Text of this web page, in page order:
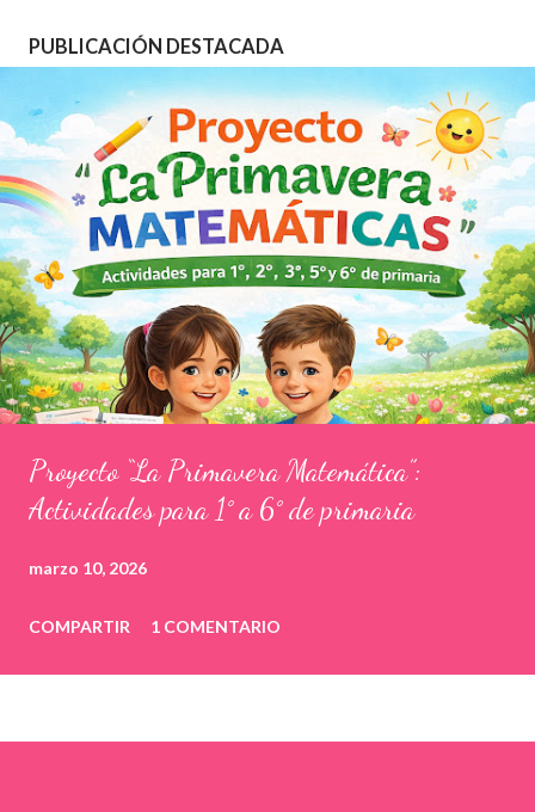
PUBLICACIÓN DESTACADA
Proyecto “La Primavera Matemática”:
Actividades para 1° a 6° de primaria
marzo 10, 2026
COMPARTIR 1 COMENTARIO